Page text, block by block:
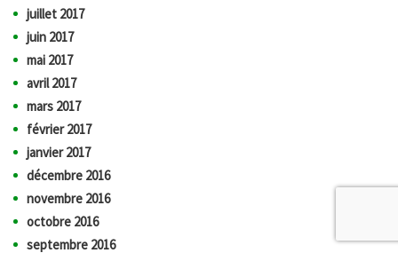
juillet 2017
juin 2017
mai 2017
avril 2017
mars 2017
février 2017
janvier 2017
décembre 2016
novembre 2016
octobre 2016
septembre 2016